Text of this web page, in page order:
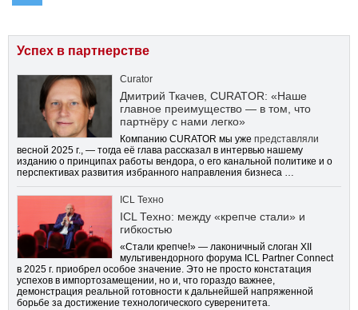
Успех в партнерстве
Curator
Дмитрий Ткачев, CURATOR: «Наше
главное преимущество — в том, что
партнёру с нами легко»
Компанию CURATOR мы уже представляли
весной 2025 г., — тогда её глава рассказал в интервью нашему
изданию о принципах работы вендора, о его канальной политике и о
перспективах развития избранного направления бизнеса …
ICL Техно
ICL Техно: между «крепче стали» и
гибкостью
«Стали крепче!» — лаконичный слоган XII
мультивендорного форума ICL Partner Connect
в 2025 г. приобрел особое значение. Это не просто констатация
успехов в импортозамещении, но и, что гораздо важнее,
демонстрация реальной готовности к дальнейшей напряженной
борьбе за достижение технологического суверенитета.